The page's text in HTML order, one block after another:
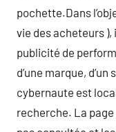
pochette.Dans
vie des acheteurs
publicité de
d’une marque,
cybernaute est
recherche. La page